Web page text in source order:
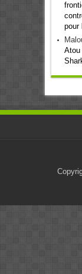
pour
Atou